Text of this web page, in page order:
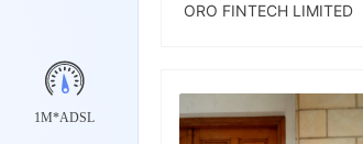
1M*ADSL
ORO FINTECH LIMITED
Empleado de la empresa
--